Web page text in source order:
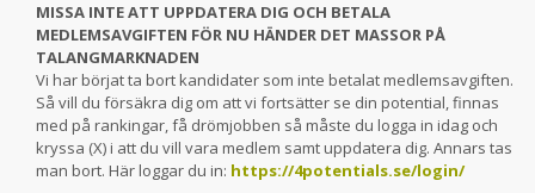
MISSA INTE ATT UPPDATERA DIG OCH BETALA
MEDLEMSAVGIFTEN FÖR NU HÄNDER DET MASSOR PÅ
TALANGMARKNADEN
Vi har börjat ta bort kandidater som inte betalat medlemsavgiften.
Så vill du försäkra dig om att vi fortsätter se din potential, finnas
med på rankingar, få drömjobben så måste du logga in idag och
kryssa (X) i att du vill vara medlem samt uppdatera dig. Annars tas
man bort. Här loggar du in: https://4potentials.se/login/